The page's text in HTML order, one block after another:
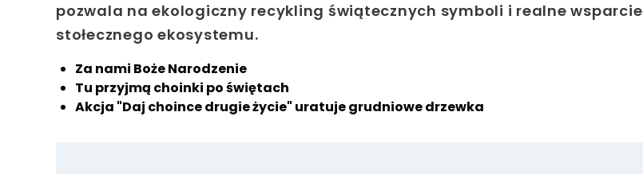
pozwala na ekologiczny recykling świątecznych symboli i realne wsparcie
stołecznego ekosystemu.
Za nami Boże Narodzenie
Tu przyjmą choinki po świętach
Akcja "Daj choince drugie życie" uratuje grudniowe drzewka